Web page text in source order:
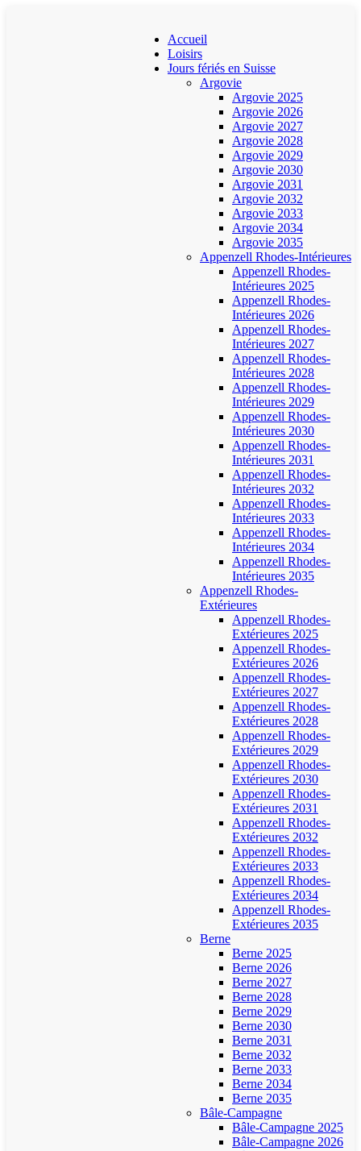
Accueil
Loisirs
Jours fériés en Suisse
Argovie
Argovie 2025
Argovie 2026
Argovie 2027
Argovie 2028
Argovie 2029
Argovie 2030
Argovie 2031
Argovie 2032
Argovie 2033
Argovie 2034
Argovie 2035
Appenzell Rhodes-Intérieures
Appenzell Rhodes-
Intérieures 2025
Appenzell Rhodes-
Intérieures 2026
Appenzell Rhodes-
Intérieures 2027
Appenzell Rhodes-
Intérieures 2028
Appenzell Rhodes-
Intérieures 2029
Appenzell Rhodes-
Intérieures 2030
Appenzell Rhodes-
Intérieures 2031
Appenzell Rhodes-
Intérieures 2032
Appenzell Rhodes-
Intérieures 2033
Appenzell Rhodes-
Intérieures 2034
Appenzell Rhodes-
Intérieures 2035
Appenzell Rhodes-
Extérieures
Appenzell Rhodes-
Extérieures 2025
Appenzell Rhodes-
Extérieures 2026
Appenzell Rhodes-
Extérieures 2027
Appenzell Rhodes-
Extérieures 2028
Appenzell Rhodes-
Extérieures 2029
Appenzell Rhodes-
Extérieures 2030
Appenzell Rhodes-
Extérieures 2031
Appenzell Rhodes-
Extérieures 2032
Appenzell Rhodes-
Extérieures 2033
Appenzell Rhodes-
Extérieures 2034
Appenzell Rhodes-
Extérieures 2035
Berne
Berne 2025
Berne 2026
Berne 2027
Berne 2028
Berne 2029
Berne 2030
Berne 2031
Berne 2032
Berne 2033
Berne 2034
Berne 2035
Bâle-Campagne
Bâle-Campagne 2025
Bâle-Campagne 2026